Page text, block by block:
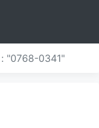
"0768-0341"